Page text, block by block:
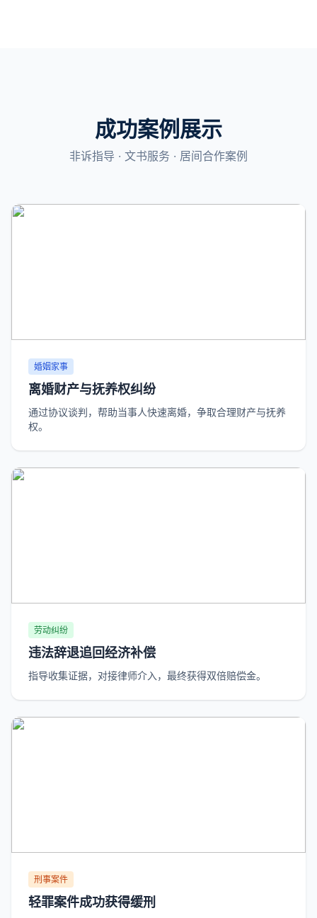
成功案例展示
非诉指导 · 文书服务 · 居间合作案例
婚姻家事
离婚财产与抚养权纠纷
通过协议谈判，帮助当事人快速离婚，争取合理财产与抚养
权。
劳动纠纷
违法辞退追回经济补偿
指导收集证据，对接律师介入，最终获得双倍赔偿金。
刑事案件
轻罪案件成功获得缓刑